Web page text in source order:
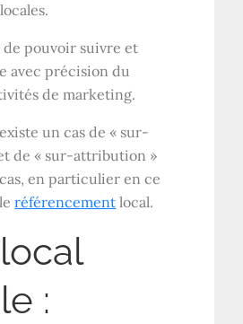
de pouvoir suivre et
avec précision du
de marketing.
un cas de « sur-
de « sur-attribution »
en particulier en ce
référencement local.
: